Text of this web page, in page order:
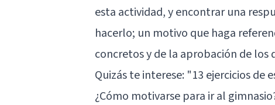
esta actividad, y encontrar una
hacerlo; un motivo que haga
concretos y de la aprobación de los
Quizás te interese: "13 ejercicios de
¿Cómo motivarse para ir al